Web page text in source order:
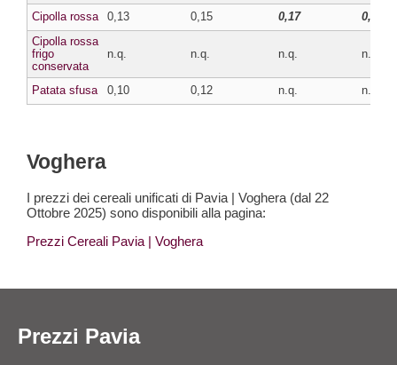
Cipolla rossa 0,13 0,15 0,17
0,20
Cipolla rossa
frigo
conservata
n.q. n.q. n.q. n.q.
Patata sfusa 0,10 0,12 n.q. n.q.
Voghera
I prezzi dei cereali unificati di Pavia | Voghera (dal 22
Ottobre 2025) sono disponibili alla pagina:
Prezzi Cereali Pavia | Voghera
Prezzi Pavia